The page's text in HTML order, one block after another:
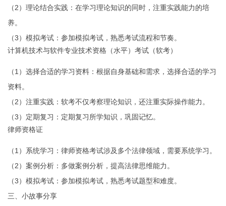
（2）理论结合实践：在学习理论知识的同时，注重实践能力的培
养。
（3）模拟考试：参加模拟考试，熟悉考试流程和节奏。
计算机技术与软件专业技术资格（水平）考试（软考）
（1）选择合适的学习资料：根据自身基础和需求，选择合适的学习
资料。
（2）注重实践：软考不仅考察理论知识，还注重实际操作能力。
（3）定期复习：定期复习所学知识，巩固记忆。
律师资格证
（1）系统学习：律师资格考试涉及多个法律领域，需要系统学习。
（2）案例分析：多做案例分析，提高法律思维能力。
（3）模拟考试：参加模拟考试，熟悉考试题型和难度。
三、小故事分享